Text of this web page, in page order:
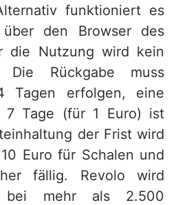
funktioniert es
den Browser des
die Nutzung wird kein
Die Rückgabe muss
Tagen erfolgen, eine
7 Tage (für 1 Euro) ist
der Frist wird
Euro für Schalen und
fällig. Revolo wird
bei mehr als 2.500